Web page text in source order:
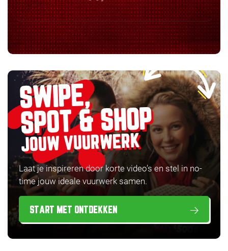
SWIPE,
SPOT & SHOP
JOUW VUURWERK
Laat je inspireren door korte video’s en stel in no-
time jouw ideale vuurwerk samen.
START MET ONTDEKKEN